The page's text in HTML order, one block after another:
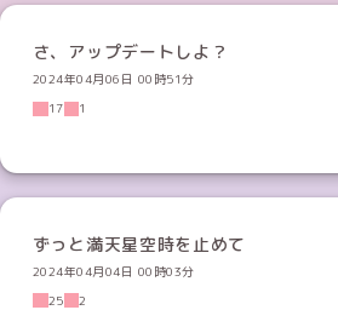
さ、アップデートしよ？
2024年04月06日 00時51分
17
1
ずっと満天星空時を止めて
2024年04月04日 00時03分
25
2